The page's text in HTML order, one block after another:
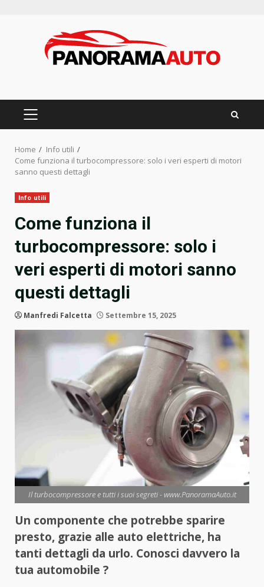
PRIMARY
Home
Info utili
Come funziona il turbocompressore: solo i veri esperti di motori
sanno questi dettagli
Info utili
Come funziona il
turbocompressore: solo i
veri esperti di motori sanno
questi dettagli
Manfredi Falcetta Settembre 15, 2025
Il turbocompressore e tutti i suoi segreti - www.PanoramaAuto.it
Un componente che potrebbe sparire
presto, grazie alle auto elettriche, ha
tanti dettagli da urlo. Conosci davvero la
tua automobile ?